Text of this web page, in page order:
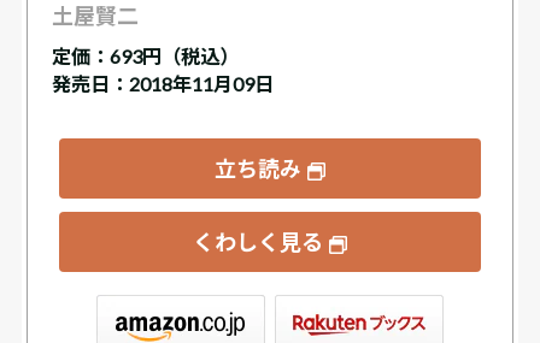
土屋賢二
定価： 693円（税込）
発売日：2018年11月09日
立ち読み
くわしく見る